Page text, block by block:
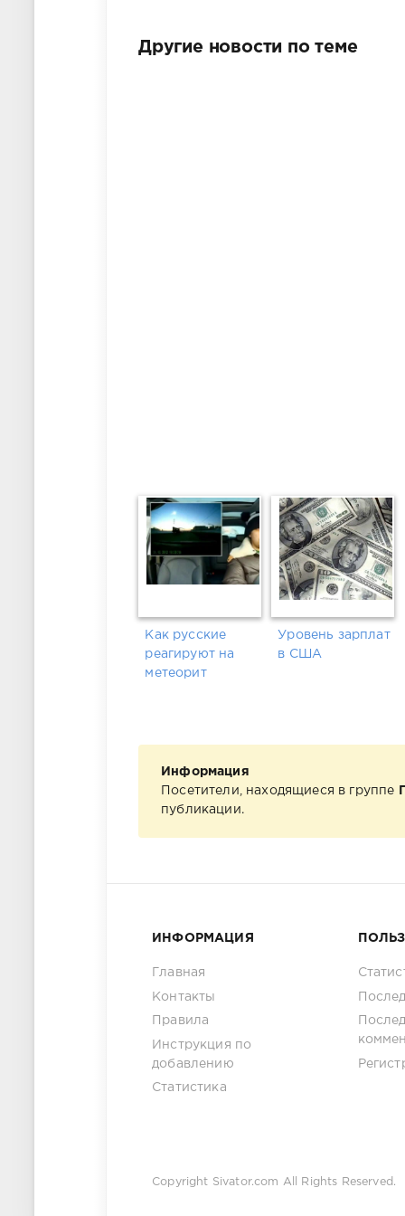
Другие новости по теме
Как русские
реагируют на
метеорит
Уровень зарплат
в США
Информация
Посетители, находящиеся в группе
публикации.
ИНФОРМАЦИЯ
Главная
Контакты
Правила
Инструкция по
добавлению
Статистика
Copyright Sivator.com All Rights Reserved.